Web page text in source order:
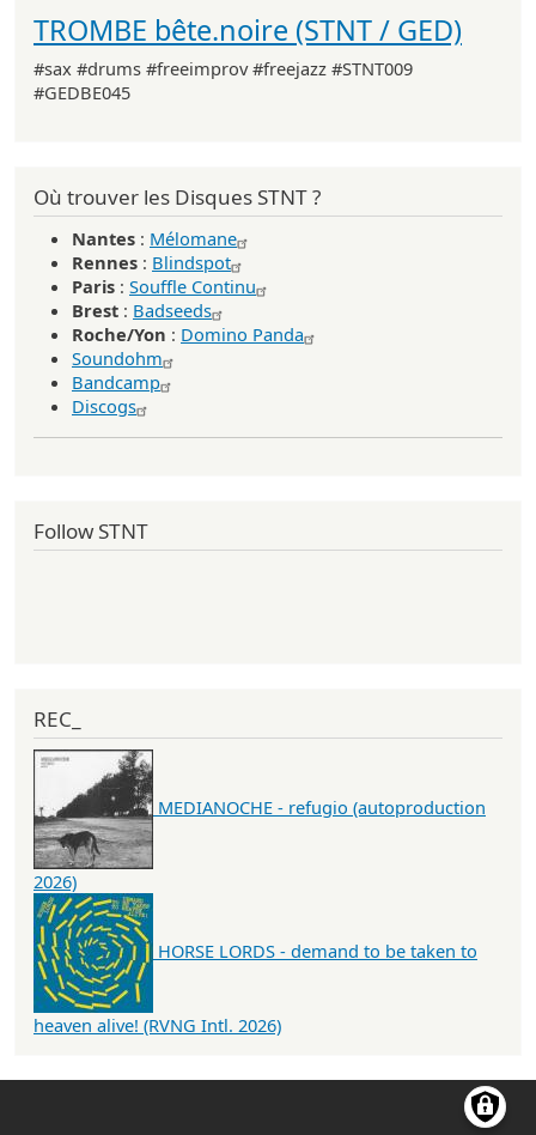
TROMBE bête.noire (STNT / GED)
#sax #drums #freeimprov #freejazz #STNT009
#GEDBE045
Où trouver les Disques STNT ?
Nantes : Mélomane
Rennes : Blindspot
Paris : Souffle Continu
Brest : Badseeds
Roche/Yon : Domino Panda
Soundohm
Bandcamp
Discogs
Follow STNT
REC_
MEDIANOCHE - refugio (autoproduction
2026)
HORSE LORDS - demand to be taken to
heaven alive! (RVNG Intl. 2026)